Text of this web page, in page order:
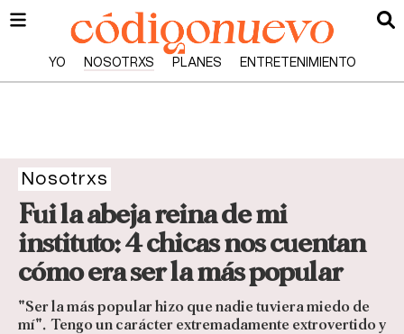
YO NOSOTRXS PLANES ENTRETENIMIENTO
Nosotrxs
Fui la abeja reina de mi
instituto: 4 chicas nos cuentan
cómo era ser la más popular
"Ser la más popular hizo que nadie tuviera miedo de
mí". Tengo un carácter extremadamente extrovertido y